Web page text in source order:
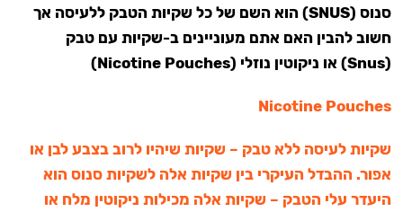
סנוס (SNUS) הוא השם של כל שקיות הטבק ללעיסה אך
חשוב להבין האם אתם מעוניינים ב-שקיות עם טבק
(Snus) או ניקוטין נוזלי (Nicotine Pouches)
Nicotine Pouches
שקיות לעיסה ללא טבק – שקיות שיהיו לרוב בצבע לבן או
אפור. ההבדל העיקרי בין שקיות אלה לשקיות סנוס הוא
היעדר עלי הטבק – שקיות אלה מכילות ניקוטין מלח או